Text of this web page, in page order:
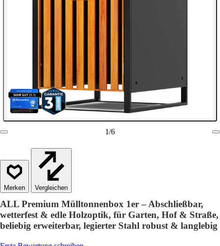
1/6
Vergleichen
ALL Premium Mülltonnenbox 1er – Abschließbar,
wetterfest & edle Holzoptik, für Garten, Hof & Straße,
beliebig erweiterbar, legierter Stahl robust & langlebig